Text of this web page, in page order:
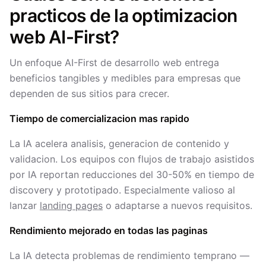
practicos de la optimizacion
web AI-First?
Un enfoque AI-First de desarrollo web entrega
beneficios tangibles y medibles para empresas que
dependen de sus sitios para crecer.
Tiempo de comercializacion mas rapido
La IA acelera analisis, generacion de contenido y
validacion. Los equipos con flujos de trabajo asistidos
por IA reportan reducciones del 30-50% en tiempo de
discovery y prototipado. Especialmente valioso al
lanzar landing pages o adaptarse a nuevos requisitos.
Rendimiento mejorado en todas las paginas
La IA detecta problemas de rendimiento temprano —